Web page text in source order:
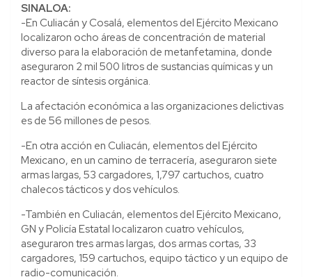
SINALOA:
-En Culiacán y Cosalá, elementos del Ejército Mexicano
localizaron ocho áreas de concentración de material
diverso para la elaboración de metanfetamina, donde
aseguraron 2 mil 500 litros de sustancias químicas y un
reactor de síntesis orgánica.
La afectación económica a las organizaciones delictivas
es de 56 millones de pesos.
-En otra acción en Culiacán, elementos del Ejército
Mexicano, en un camino de terracería, aseguraron siete
armas largas, 53 cargadores, 1,797 cartuchos, cuatro
chalecos tácticos y dos vehículos.
-También en Culiacán, elementos del Ejército Mexicano,
GN y Policía Estatal localizaron cuatro vehículos,
aseguraron tres armas largas, dos armas cortas, 33
cargadores, 159 cartuchos, equipo táctico y un equipo de
radio-comunicación.